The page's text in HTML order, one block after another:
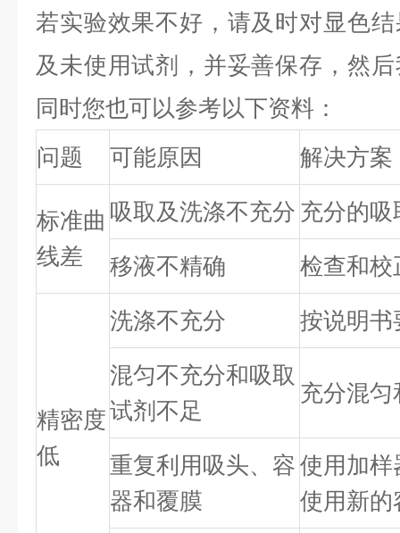
若实验效果不好，请及时对显色
及未使用试剂，并妥善保存，然
同时您也可以参考以下资料：
问题
可能原因 解决方案
标准曲
线差
吸取及洗涤不充分 充分的
移液不精确 检查和校
精密度
低
洗涤不充分 按说明书
混匀不充分和吸取
试剂不足
充分混
重复利用吸头、容
器和覆膜
使用加样
使用新的